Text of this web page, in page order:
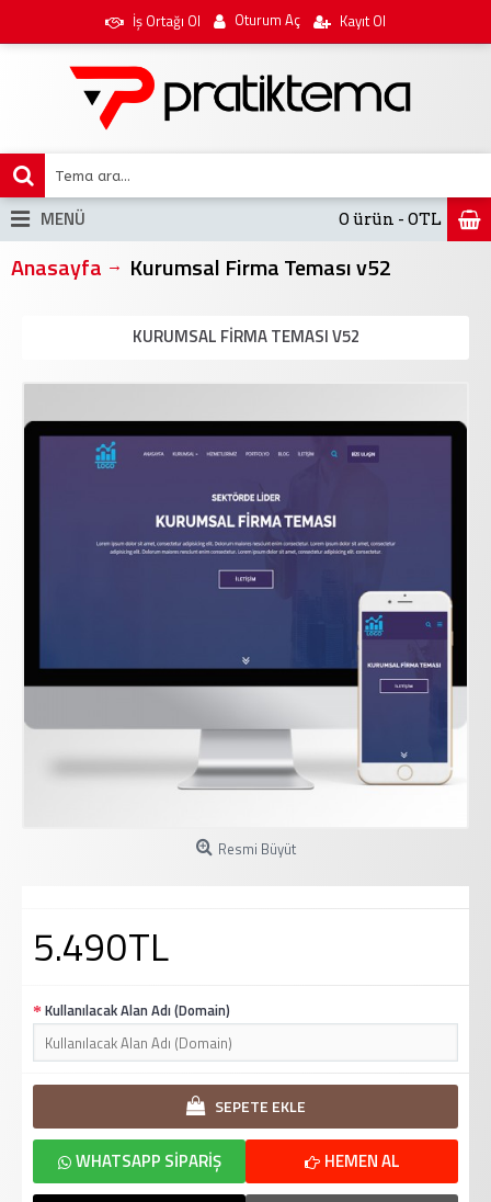
İş Ortağı Ol Oturum Aç Kayıt Ol
0 ürün - 0TL
MENÜ
Anasayfa Kurumsal Firma Teması v52
KURUMSAL FIRMA TEMASI V52
Resmi Büyüt
5.490TL
Kullanılacak Alan Adı (Domain)
SEPETE EKLE
HEMEN AL
WHATSAPP SIPARIŞ